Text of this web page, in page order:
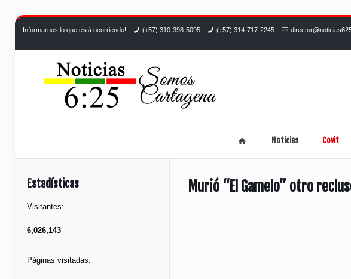
Informarnos lo que está ocurriendo! (+57) 310-398-5095 (+57) 314-717-2245
Noticias Covit
Murió “El Gamelo” otro
Estadísticas
Visitantes:
6,026,143
Páginas visitadas: